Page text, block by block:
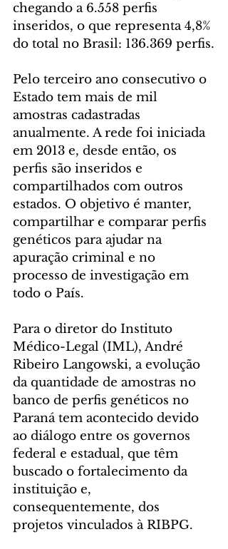
chegando a 6.558 perfis
inseridos, o que representa 4,8%
do total no Brasil: 136.369 perfis.
Pelo terceiro ano consecutivo o
Estado tem mais de mil
amostras cadastradas
anualmente. A rede foi iniciada
em 2013 e, desde então, os
perfis são inseridos e
compartilhados com outros
estados. O objetivo é manter,
compartilhar e comparar perfis
genéticos para ajudar na
apuração criminal e no
processo de investigação em
todo o País.
Para o diretor do Instituto
Médico-Legal (IML), André
Ribeiro Langowski, a evolução
da quantidade de amostras no
banco de perfis genéticos no
Paraná tem acontecido devido
ao diálogo entre os governos
federal e estadual, que têm
buscado o fortalecimento da
instituição e,
consequentemente, dos
projetos vinculados à RIBPG.